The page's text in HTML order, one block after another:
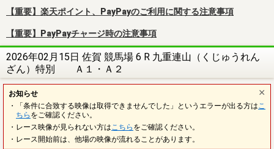
【重要】楽天ポイント、PayPayのご利用に関する注意事項
【重要】PayPayチャージ時の注意事項
2026年02月15日 佐賀 競馬場 6 R 九重連山（くじゅうれん
ざん）特別 Ａ１・Ａ２
お知らせ
・「条件に合致する映像は取得できませんでした」というエラーが出る方は こ
ちら をご確認ください。
・レース映像が見られない方は こちら をご確認ください。
・レース開始前は、他場の映像が流れることがあります。